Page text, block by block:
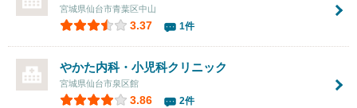
宮城県仙台市青葉区中山
3.37 1件
やかた内科・小児科クリニック
宮城県仙台市泉区館
3.86 2件